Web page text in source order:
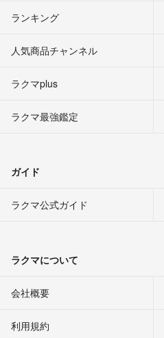
ランキング
人気商品チャンネル
ラクマplus
ラクマ最強鑑定
ガイド
ラクマ公式ガイド
ラクマについて
会社概要
利用規約